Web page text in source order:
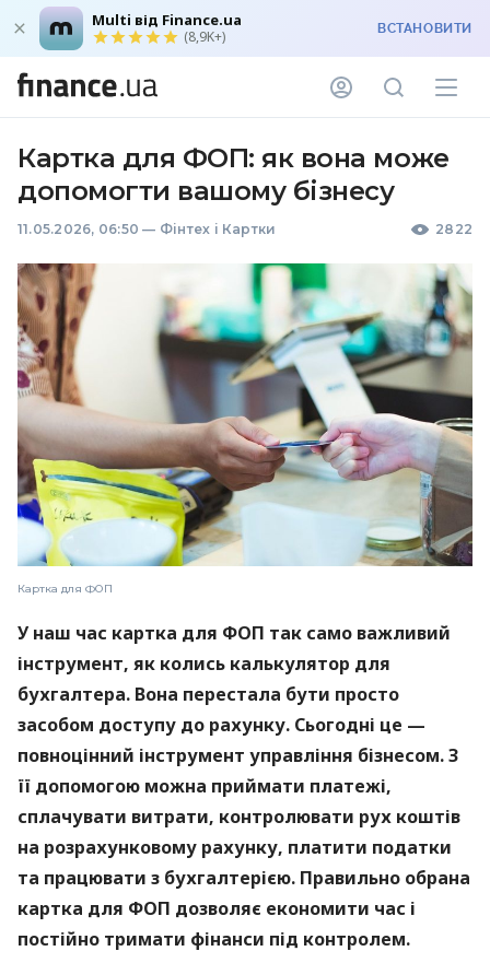
Multi від Finance.ua
(8,9K+) ВСТАНОВИТИ
Картка для ФОП: як вона може
допомогти вашому бізнесу
11.05.2026, 06:50 — Фінтех і Картки 2822
Картка для ФОП
У наш час картка для ФОП так само важливий
інструмент, як колись калькулятор для
бухгалтера. Вона перестала бути просто
засобом доступу до рахунку. Сьогодні це —
повноцінний інструмент управління бізнесом. З
її допомогою можна приймати платежі,
сплачувати витрати, контролювати рух коштів
на розрахунковому рахунку, платити податки
та працювати з бухгалтерією. Правильно обрана
картка для ФОП дозволяє економити час і
постійно тримати фінанси під контролем.